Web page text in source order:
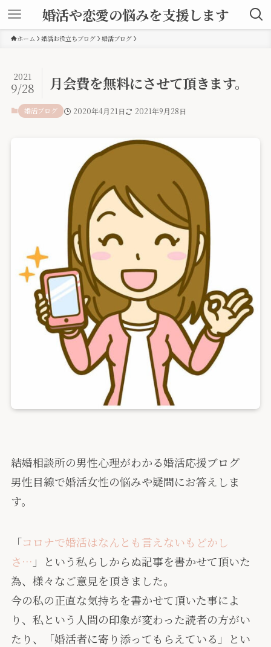
婚活や恋愛の悩みを支援します
ホーム 婚活お役立ちブログ 婚活ブログ
月会費を無料にさせて頂きます。
2021
9/28
婚活ブログ 2020年4月21日 2021年9月28日
結婚相談所の男性心理がわかる婚活応援ブログ
男性目線で婚活女性の悩みや疑問にお答えしま
す。
「コロナで婚活はなんとも言えないもどかし
さ… 」という私らしからぬ記事を書かせて頂いた
為、様々なご意見を頂きました。
今の私の正直な気持ちを書かせて頂いた事によ
り、私という人間の印象が変わった読者の方がい
たり、「婚活者に寄り添ってもらえている」とい